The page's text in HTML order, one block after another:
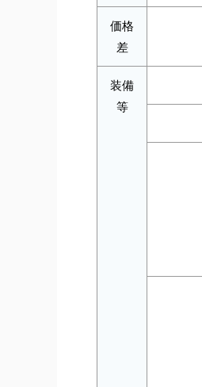
価格
差
装備
等